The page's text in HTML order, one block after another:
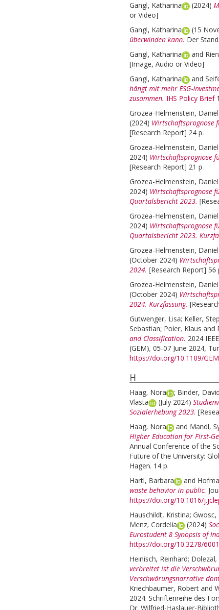
Gangl, Katharina
(2024)
or Video]
Gangl, Katharina
(15
überwinden kann. Der
Gangl, Katharina
and
[Image, Audio or Video]
Gangl, Katharina
and
hängt mit mehr ESG-
zusammen. IHS Policy Brief
Grozea-Helmenstein,
(2024)
[Research Report] 24 p.
Grozea-Helmenstein,
2024) Wirtschaftsprognose
[Research Report] 21 p.
Grozea-Helmenstein,
2024) Wirtschaftsprognose
Quartalsbericht 2023.
Grozea-Helmenstein,
2024) Wirtschaftsprognose
Quartalsbericht 2023.
Grozea-Helmenstein,
(October 2024)
2024. [Research Report] 56
Grozea-Helmenstein,
(October 2024)
2024. Kurzfassung.
Gutwenger, Lisa; Keller,
Sebastian; Poier, Klaus and
and Classification. 2024
(GEM), 05-07 June 2024,
https://doi.org/10.1109/
H
Haag, Nora ; Binder,
Vlasta
(July 2024)
Sozialerhebung 2023.
Haag, Nora
and Mandl,
Higher Education for First-
Annual Conference of the
Future of the University:
Hagen. 14 p.
Hartl, Barbara
and
waste behavior in public.
https://doi.org/10.1016/
Hauschildt, Kristina; Gwosc,
Menz, Cordelia
(2024)
Eurostudent 8 Synopsis of
https://doi.org/10.3278/
Heinisch, Reinhard;
verbreitet ist die
Verschwörungsnarrative
Kriechbaumer, Robert and
2024. Schriftenreihe des
Dr. Wilfried-Haslauer-